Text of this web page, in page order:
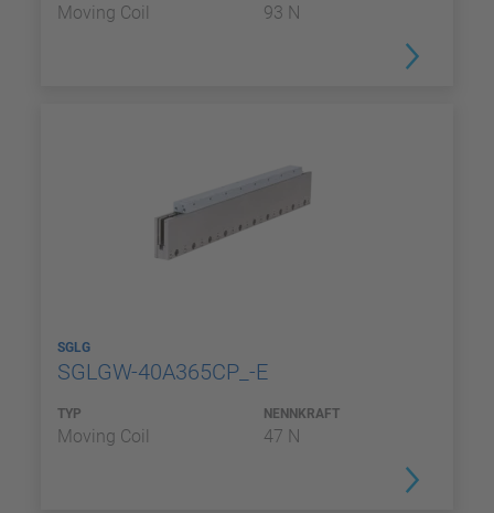
Moving Coil 93 N
SGLG
SGLGW-40A365CP_-E
TYP
Moving Coil
NENNKRAFT
47 N